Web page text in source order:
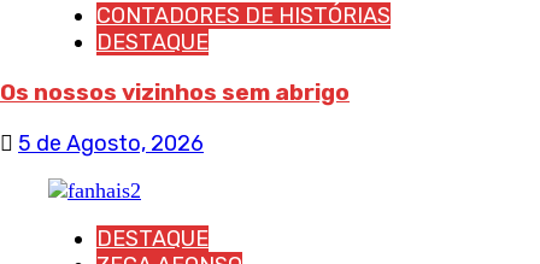
CONTADORES DE HISTÓRIAS
DESTAQUE
Os nossos vizinhos sem abrigo
5 de Agosto, 2026
DESTAQUE